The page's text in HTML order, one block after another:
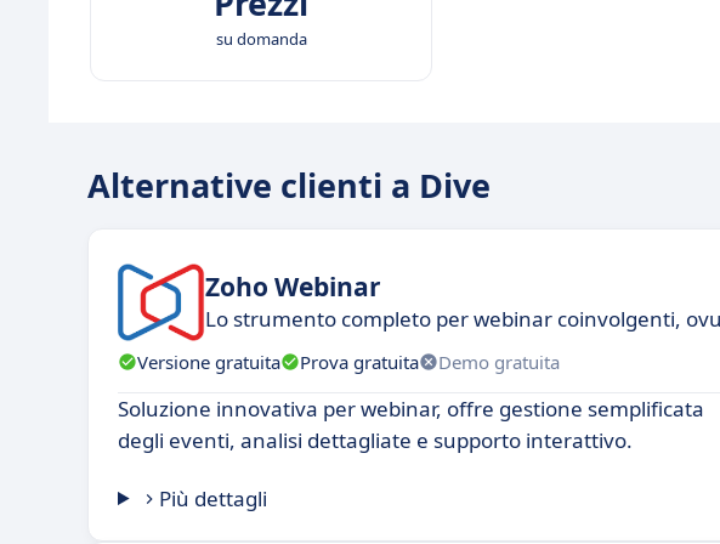
su domanda
Alternative clienti a Dive
Zoho Webinar
Lo strumento completo per webinar coinvolgenti,
Versione gratuita Prova gratuita Demo gratuita
Soluzione innovativa per webinar, offre gestione semplificata
degli eventi, analisi dettagliate e supporto interattivo.
Più dettagli